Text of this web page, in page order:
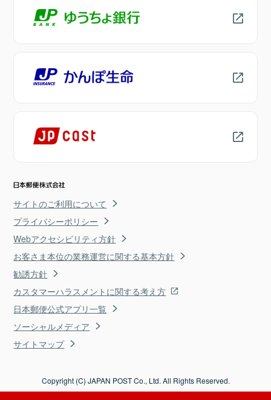
サイトのご利用について
プライバシーポリシー
Webアクセシビリティ方針
お客さま本位の業務運営に関する基本方針
勧誘方針
カスタマーハラスメントに関する考え方
日本郵便公式アプリ一覧
ソーシャルメディア
サイトマップ
Copyright (C) JAPAN POST Co., Ltd. All Rights Reserved.